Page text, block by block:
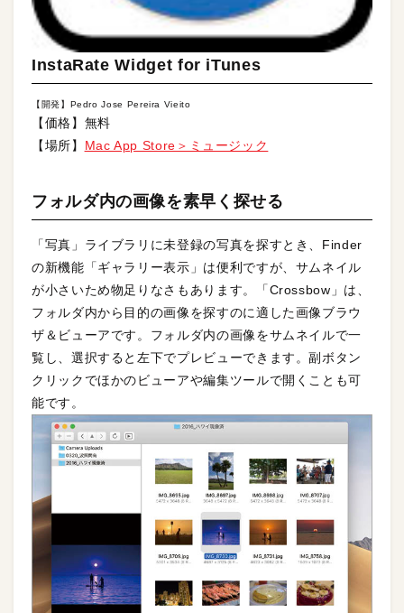
InstaRate Widget for iTunes
【開発】Pedro Jose Pereira Vieito
【価格】無料
【場所】 Mac App Store＞ミュージック
フォルダ内の画像を素早く探せる
「写真」ライブラリに未登録の写真を探すとき、Finder
の新機能「ギャラリー表示」は便利ですが、サムネイル
が小さいため物足りなさもあります。「Crossbow」は、
フォルダ内から目的の画像を探すのに適した画像ブラウ
ザ＆ビューアです。フォルダ内の画像をサムネイルで一
覧し、選択すると左下でプレビューできます。副ボタン
クリックでほかのビューアや編集ツールで開くことも可
能です。